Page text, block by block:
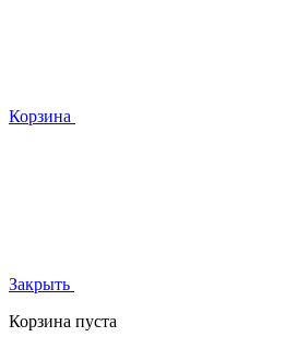
Корзина
Закрыть
Корзина пуста